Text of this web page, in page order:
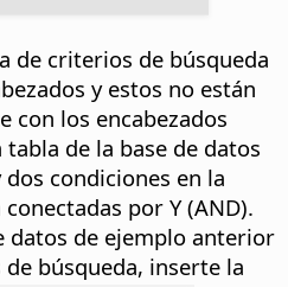
de criterios de búsqueda
y estos no están
con los encabezados
de la base de datos
condiciones en la
por Y (AND).
datos de ejemplo anterior
búsqueda, inserte la